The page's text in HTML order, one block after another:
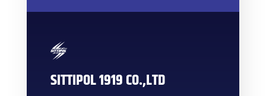
SITTIPOL 1919 CO.,LTD